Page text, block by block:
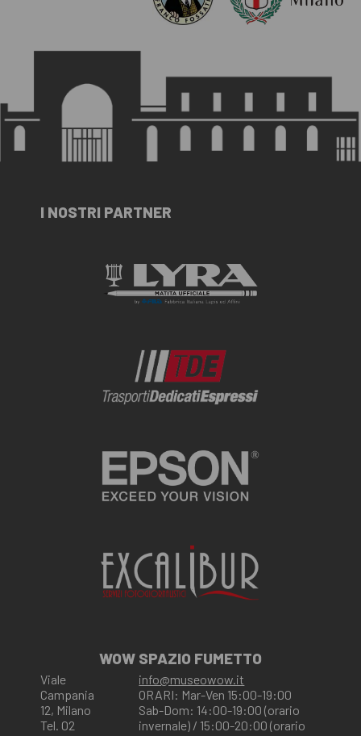
I NOSTRI PARTNER
WOW SPAZIO FUMETTO
Viale
Campania
12, Milano
Tel. 02
info@museowow.it
ORARI: Mar-Ven 15:00-19:00
Sab-Dom: 14:00-19:00 (orario
invernale) / 15:00-20:00 (orario